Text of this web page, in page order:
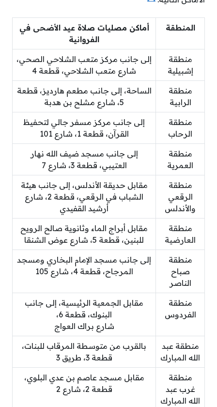
المنطقة
أماكن مصليات صلاة عيد الأضحى في
الفروانية
منطقة
إشبيلية
إلى جانب مركز متعب الشلاحي الصحي،
شارع متعب الشلاحي، قطعة 4
منطقة
الرابية
الساحة، إلى جانب مطعم هارديز، قطعة
5، شارع مشلح بن هدبة
منطقة
الرحاب
إلى جانب مركز مسفر جالي لتحفيظ
القرآن، قطعة 1، شارع 101
منطقة
العمرية
إلى جانب مسجد ضيف الله نهار
العتيبي، قطعة 3، شارع 7
منطقة
الرقعي
والأندلس
مقابل حديقة الأندلس، إلى جانب هيئة
الشباب في الرقعي، قطعة 2، شارع
أرشيد القفيدي
منطقة
العارضية
مقابل أبراج الماء وثانوية صالح الرويح
للبنين، قطعة 5، شارع عوض الشنقا
منطقة
صباح
الناصر
إلى جانب مسجد الإمام البخاري ومسجد
المرجاح، قطعة 4، شارع 105
منطقة
الفردوس
مقابل الجمعية الرئيسية، إلى جانب
البنوك، قطعة 6،
شارع براك العواج
منطقة عبد
الله المبارك
بالقرب من متوسطة المرقاب للبنات،
قطعة 3، طريق 3
منطقة
غرب عبد
الله المبارك
مقابل مسجد عاصم بن عدي البلوي،
قطعة 2، شارع 2